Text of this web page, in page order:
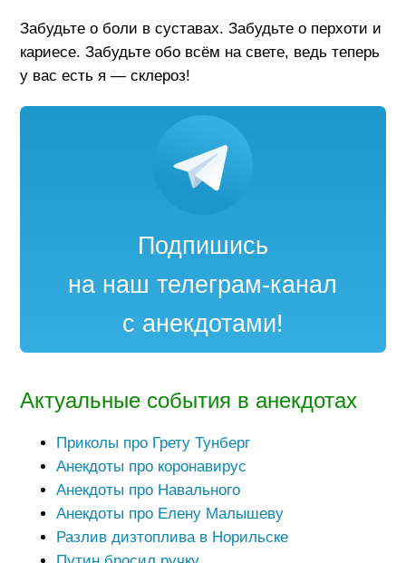
Забудьте о боли в суставах. Забудьте о перхоти и
кариесе. Забудьте обо всём на свете, ведь теперь
у вас есть я — склероз!
Подпишись
на наш телеграм-канал
с анекдотами!
Актуальные события в анекдотах
Приколы про Грету Тунберг
Анекдоты про коронавирус
Анекдоты про Навального
Анекдоты про Елену Малышеву
Разлив дизтоплива в Норильске